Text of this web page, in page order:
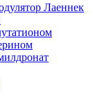
Лаеннек